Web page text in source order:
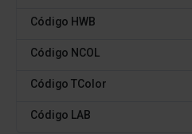
Código HWB
Código NCOL
Código TColor
Código LAB